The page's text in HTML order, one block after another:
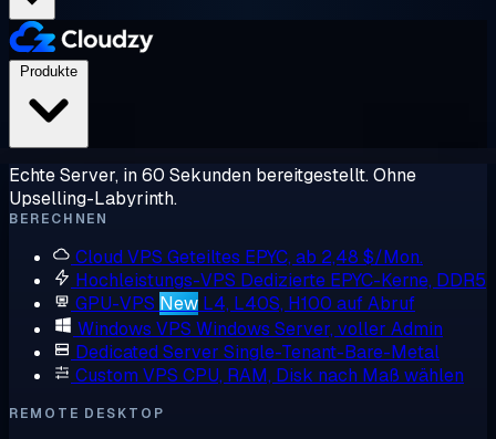
Echte Server, in 60 Sekunden bereitgestellt. Ohne
Upselling-Labyrinth.
BERECHNEN
Cloud VPS Geteiltes EPYC, ab 2,48 $/Mon.
Hochleistungs-VPS Dedizierte EPYC-Kerne, DDR5
GPU-VPS New L4, L40S, H100 auf Abruf
Windows VPS Windows Server, voller Admin
Dedicated Server Single-Tenant-Bare-Metal
Custom VPS CPU, RAM, Disk nach Maß wählen
REMOTE DESKTOP